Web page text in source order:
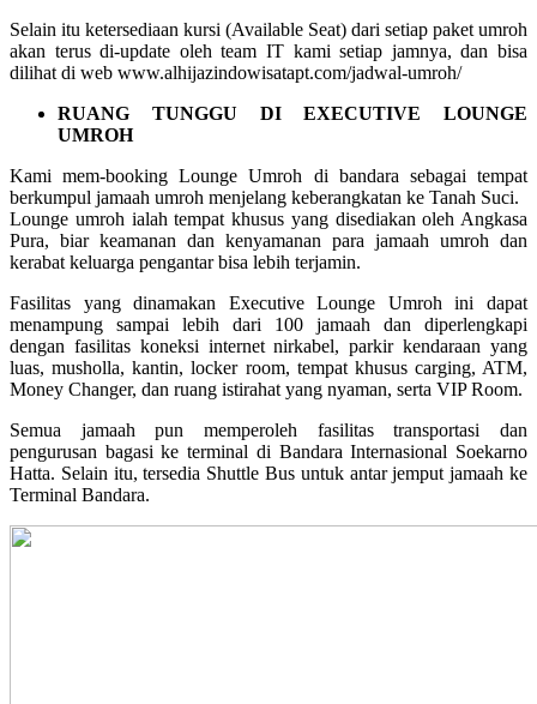
Selain itu ketersediaan kursi (Available Seat) dari setiap paket umroh
akan terus di-update oleh team IT kami setiap jamnya, dan bisa
dilihat di web www.alhijazindowisatapt.com/jadwal-umroh/
RUANG TUNGGU DI EXECUTIVE LOUNGE
UMROH
Kami mem-booking Lounge Umroh di bandara sebagai tempat
berkumpul jamaah umroh menjelang keberangkatan ke Tanah Suci.
Lounge umroh ialah tempat khusus yang disediakan oleh Angkasa
Pura, biar keamanan dan kenyamanan para jamaah umroh dan
kerabat keluarga pengantar bisa lebih terjamin.
Fasilitas yang dinamakan Executive Lounge Umroh ini dapat
menampung sampai lebih dari 100 jamaah dan diperlengkapi
dengan fasilitas koneksi internet nirkabel, parkir kendaraan yang
luas, musholla, kantin, locker room, tempat khusus carging, ATM,
Money Changer, dan ruang istirahat yang nyaman, serta VIP Room.
Semua jamaah pun memperoleh fasilitas transportasi dan
pengurusan bagasi ke terminal di Bandara Internasional Soekarno
Hatta. Selain itu, tersedia Shuttle Bus untuk antar jemput jamaah ke
Terminal Bandara.